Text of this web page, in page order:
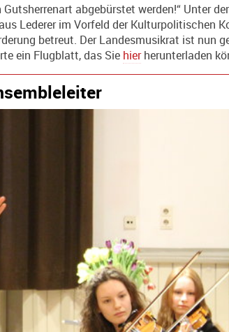
abgebürstet werden!“ Unter
Lederer im Vorfeld der Kulturpolitischen
betreut. Der Landesmusikrat ist nun
ein Flugblatt, das Sie hierherunterladen